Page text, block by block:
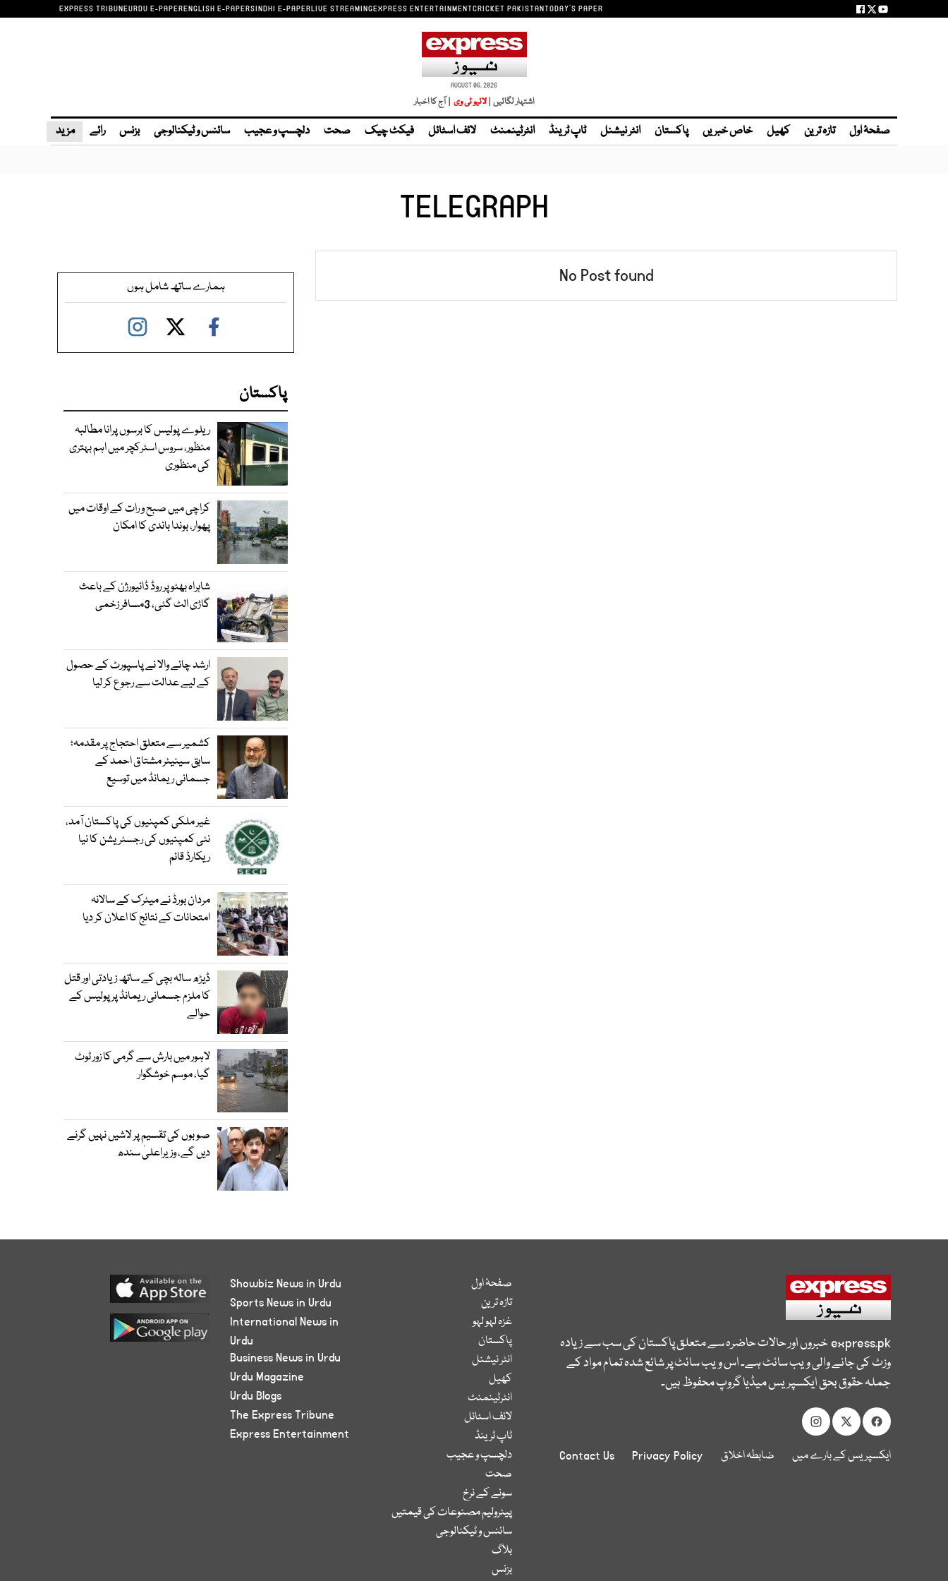
EXPRESS TRIBUNEURDU E-PAPERENGLISH E-PAPERSINDHI E-PAPERLIVE STREAMINGEXPRESS ENTERTAINMENTCRICKET PAKISTANTODAY'S PAPER
AUGUST 06, 2026
اشتہار لگائیں | | آج کا اخبار
صفحۂ اول تازہ ترین کھیل خاص خبریں پاکستان انٹر نیشنل ٹاپ ٹرینڈ انٹرٹینمنٹ لائف اسٹائل فیکٹ چیک صحت دلچسپ و عجیب سائنس و ٹیکنالوجی بزنس رائے مزید
TELEGRAPH
No Post found ہمارے ساتھ شامل ہوں
پاکستان
ریلوے پولیس کا برسوں پرانا مطالبہ
منظور، سروس اسٹرکچر میں اہم بہتری
کی منظوری
کراچی میں صبح و رات کے اوقات میں
پھوار، بوندا باندی کا امکان
شاہراہ بھٹو پر روڈ ڈائیورژن کے باعث
گاڑی الٹ گئی، 3مسافر زخمی
ارشد چائے والا نے پاسپورٹ کے حصول
کے لیے عدالت سے رجوع کر لیا
کشمیر سے متعلق احتجاج پر مقدمہ؛
سابق سینیٹر مشتاق احمد کے
جسمانی ریمانڈ میں توسیع
غیر ملکی کمپنیوں کی پاکستان آمد،
نئی کمپنیوں کی رجسٹریشن کا نیا
ریکارڈ قائم
مردان بورڈ نے میٹرک کے سالانہ
امتحانات کے نتائج کا اعلان کر دیا
ڈیڑھ سالہ بچی کے ساتھ زیادتی اور قتل
کا ملزم جسمانی ریمانڈ پر پولیس کے
حوالے
لاہور میں بارش سے گرمی کا زور ٹوٹ
گیا، موسم خوشگوار
صوبوں کی تقسیم پر لاشیں نہیں گرنے
دیں گے، وزیراعلیٰ سندھ
express.pkخبروں اور حالات حاضرہ سے متعلق پاکستان کی سب سے زیادہ
وزٹ کی جانے والی ویب سائٹ ہے۔ اس ویب سائٹ پر شائع شدہ تمام مواد کے
جملہ حقوق بحق ایکسپریس میڈیا گروپ محفوظ ہیں۔
ایکسپریس کے بارے میں ضابطہ اخلاق Privacy Policy
Contact Us
صفحۂ اول
تازہ ترین
غزہ لہو لہو
پاکستان
انٹر نیشنل
کھیل
انٹرٹینمنٹ
لائف اسٹائل
ٹاپ ٹرینڈ
دلچسپ و عجیب
صحت
سونے کے نرخ
پیٹرولیم مصنوعات کی قیمتیں
سائنس و ٹیکنالوجی
بلاگ
بزنس
Showbiz News in Urdu
Sports News in Urdu
International News in
Urdu
Business News in Urdu
Urdu Magazine
Urdu Blogs
The Express Tribune
Express Entertainment